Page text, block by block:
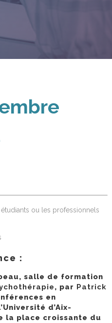
ou les professionnels
:
salle de formation
, par Patrick
en
d’Aix-
la place croissante du